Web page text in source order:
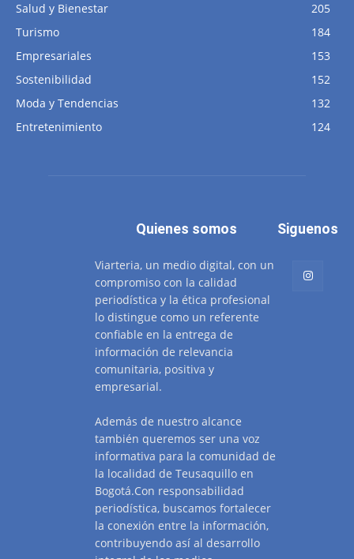
Salud y Bienestar
205
Turismo
184
Empresariales
153
Sostenibilidad
152
Moda y Tendencias
132
Entretenimiento
124
Quienes somos
Viarteria, un medio digital, con un
compromiso con la calidad
periodística y la ética profesional
lo distingue como un referente
confiable en la entrega de
información de relevancia
comunitaria, positiva y
empresarial.
Además de nuestro alcance
también queremos ser una voz
informativa para la comunidad de
la localidad de Teusaquillo en
Bogotá.Con responsabilidad
periodística, buscamos fortalecer
la conexión entre la información,
contribuyendo así al desarrollo
Siguenos